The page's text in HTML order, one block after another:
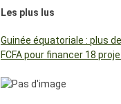
Les plus lus
Guinée équatoriale : plus
FCFA pour financer 18